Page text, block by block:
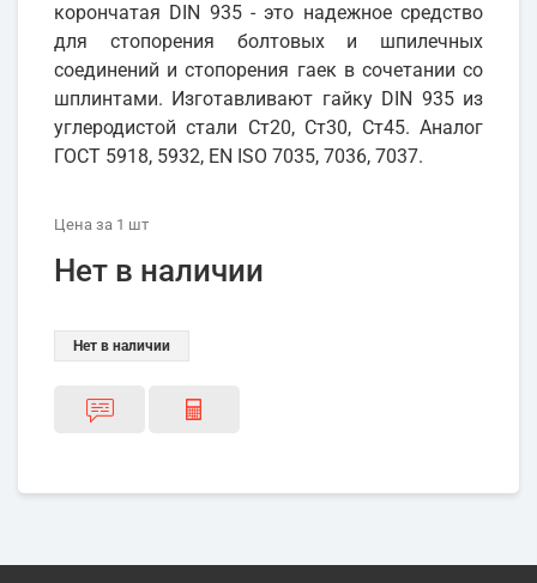
корончатая DIN 935 - это надежное средство
для стопорения болтовых и шпилечных
соединений и стопорения гаек в сочетании со
шплинтами. Изготавливают гайку DIN 935 из
углеродистой стали Ст20, Ст30, Ст45. Аналог
ГОСТ 5918, 5932, EN ISO 7035, 7036, 7037.
Цена за 1 шт
Нет в наличии
Нет в наличии